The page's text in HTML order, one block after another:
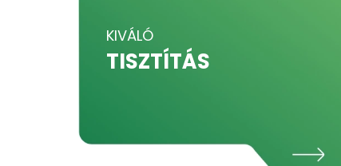
KIVÁLÓ
TISZTÍTÁS